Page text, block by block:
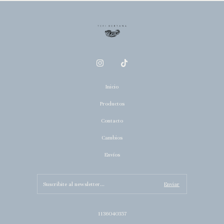
Inicio
Productos
Contacto
Cambios
Envíos
1136040357